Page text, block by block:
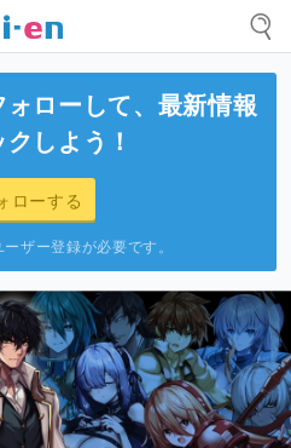
ォローして、最新情報
しよう！
ローする
ザー登録が必要です。